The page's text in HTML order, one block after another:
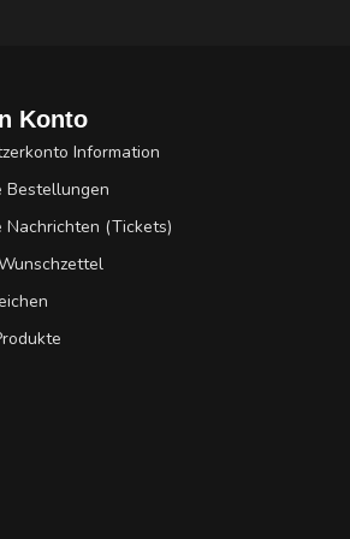
Konto
Information
Bestellungen
Nachrichten (Tickets)